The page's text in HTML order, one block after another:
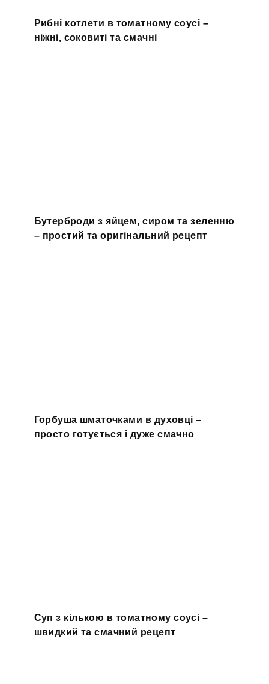
Рибні котлети в томатному соусі –
ніжні, соковиті та смачні
Бутерброди з яйцем, сиром та зеленню
– простий та оригінальний рецепт
Горбуша шматочками в духовці –
просто готується і дуже смачно
Суп з кількою в томатному соусі –
швидкий та смачний рецепт